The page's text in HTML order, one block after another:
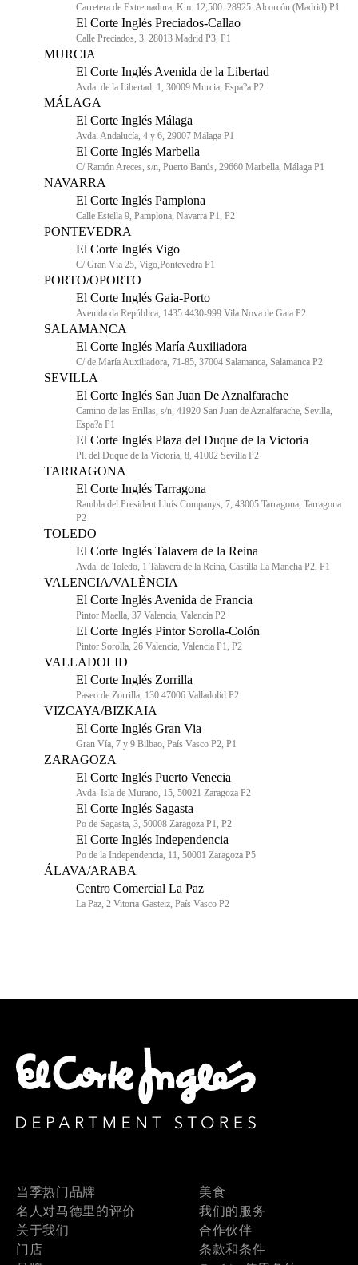
Carretera de Extremadura, Km. 12,500. 28925. Alcorcón (Madrid) P1
El Corte Inglés Preciados-Callao
Calle Preciados, 3. 28013 Madrid P3, P1
MURCIA
El Corte Inglés Avenida de la Libertad
Avda. de la Libertad, 1, 30009 Murcia, Espa?a P2
MÁLAGA
El Corte Inglés Málaga
Avda. Andalucía, 4 y 6, 29007 Málaga P1
El Corte Inglés Marbella
C/ Ramón Areces, s/n, Puerto Banús, 29660 Marbella, Málaga P1
NAVARRA
El Corte Inglés Pamplona
Calle Estella 9, Pamplona, Navarra P1, P2
PONTEVEDRA
El Corte Inglés Vigo
C/ Gran Vía 25, Vigo,Pontevedra P1
PORTO/OPORTO
El Corte Inglés Gaia-Porto
Avenida da República, 1435 4430-999 Vila Nova de Gaia P2
SALAMANCA
El Corte Inglés María Auxiliadora
C/ de María Auxiliadora, 71-85, 37004 Salamanca, Salamanca P2
SEVILLA
El Corte Inglés San Juan De Aznalfarache
Camino de las Erillas, s/n, 41920 San Juan de Aznalfarache, Sevilla,
Espa?a P1
El Corte Inglés Plaza del Duque de la Victoria
Pl. del Duque de la Victoria, 8, 41002 Sevilla P2
TARRAGONA
El Corte Inglés Tarragona
Rambla del President Lluís Companys, 7, 43005 Tarragona, Tarragona
P2
TOLEDO
El Corte Inglés Talavera de la Reina
Avda. de Toledo, 1 Talavera de la Reina, Castilla La Mancha P2, P1
VALENCIA/VALÈNCIA
El Corte Inglés Avenida de Francia
Pintor Maella, 37 Valencia, Valencia P2
El Corte Inglés Pintor Sorolla-Colón
Pintor Sorolla, 26 Valencia, Valencia P1, P2
VALLADOLID
El Corte Inglés Zorrilla
Paseo de Zorrilla, 130 47006 Valladolid P2
VIZCAYA/BIZKAIA
El Corte Inglés Gran Via
Gran Vía, 7 y 9 Bilbao, País Vasco P2, P1
ZARAGOZA
El Corte Inglés Puerto Venecia
Avda. Isla de Murano, 15, 50021 Zaragoza P2
El Corte Inglés Sagasta
Po de Sagasta, 3, 50008 Zaragoza P1, P2
El Corte Inglés Independencia
Po de la Independencia, 11, 50001 Zaragoza P5
ÁLAVA/ARABA
Centro Comercial La Paz
La Paz, 2 Vitoria-Gasteiz, País Vasco P2
当季热门品牌
名人对马德里的评价
关于我们
门店
美食
我们的服务
合作伙伴
条款和条件